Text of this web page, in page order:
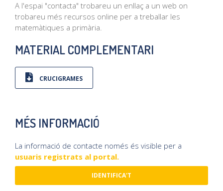
A l'espai "contacta" trobareu un enllaç a un web on
trobareu més recursos online per a treballar les
matemàtiques a primària.
MATERIAL COMPLEMENTARI
CRUCIGRAMES
MÉS INFORMACIÓ
La informació de contacte només és visible per a
usuaris registrats al portal.
IDENTIFICA'T